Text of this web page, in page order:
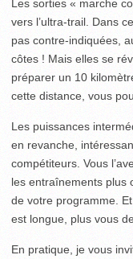
Les sorties « marche
vers l’ultra-trail. Dans
pas contre-indiquées,
côtes ! Mais elles se
préparer un 10
cette distance, vous
Les puissances
en revanche,
compétiteurs. Vous
les entraînements plus
de votre programme.
est longue, plus vous
En pratique, je vous